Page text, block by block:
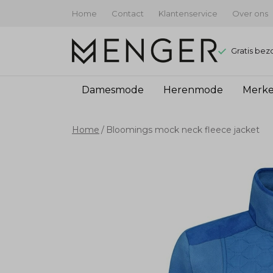
Home Contact Klantenservice Over ons
Gratis
Damesmode Herenmode
Bloomings
mockHome Bloomings mock neck fleece jacket